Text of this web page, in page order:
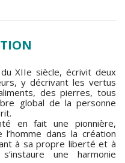
XIIe siècle, écrivit deux
y décrivant les vertus
des pierres, tous
global de la personne
en fait une pionnière,
dans la création
à sa propre liberté et à
une harmonie